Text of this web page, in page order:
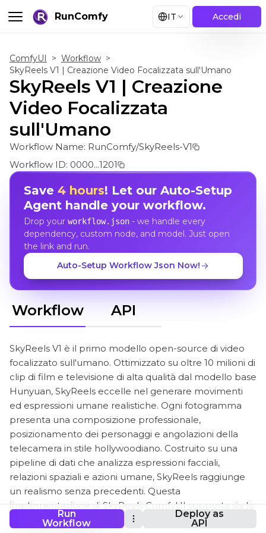
RunComfy IT Accedi
Run
Workflow
Deploy as
API
ComfyUI > Workflow >
SkyReels V1 | Creazione Video Focalizzata sull'Umano
SkyReels V1 | Creazione
Video Focalizzata
sull'Umano
Workflow Name: RunComfy/SkyReels-V1
Workflow ID: 0000...1201
Save 4 hours! Let our Auto-Setup
Agent handle your workflow.
Drop your workflow.json- we handle every
dependency, custom node, and model. Just open
the link and run.
Auto-Setup Workflow Json Now!
Workflow API
SkyReels V1 è il primo modello open-source di video
focalizzato sull'umano. Ottimizzato su oltre 10 milioni di
clip di film e televisione di alta qualità dal modello base
Hunyuan, SkyReels eccelle nel generare movimenti
ed espressioni umane realistiche. Ogni fotogramma
presenta una composizione professionale,
posizionamento dei personaggi e angolazioni della
telecamera in stile hollywoodiano. Costruito su una
pipeline di dati che analizza espressioni facciali,
relazioni spaziali e azioni umane, SkyReels raggiunge
un realismo senza precedenti. Questa
implementazione di SkyReels ComfyUI supporta sia la
generazione Testo-Video che Immagine-Video ad alta